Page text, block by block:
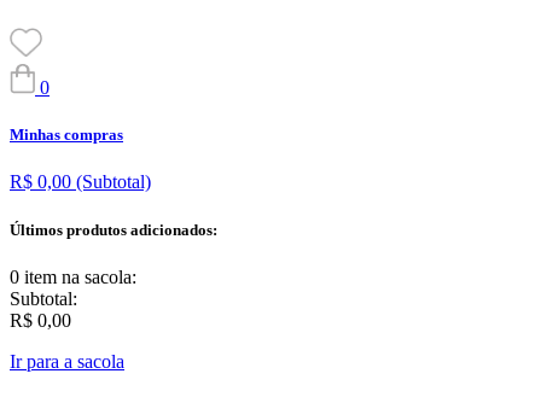
0
Minhas compras
R$ 0,00 (Subtotal)
Últimos produtos adicionados:
0 item na sacola:
Subtotal:
R$ 0,00
Ir para a sacola